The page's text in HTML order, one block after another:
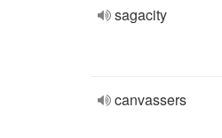
sagacity
canvassers